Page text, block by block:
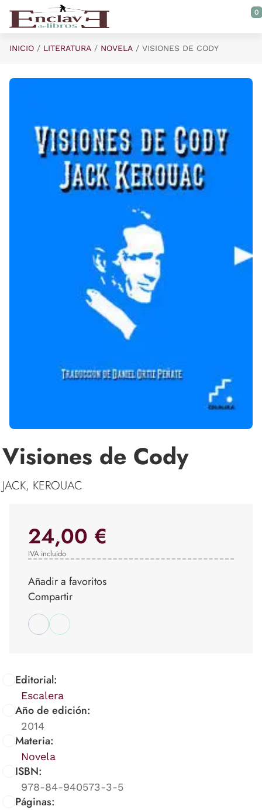
Saltar al contenido principal
0
INICIO LITERATURA NOVELA VISIONES DE CODY
Visiones de Cody
JACK, KEROUAC
Editorial:
Escalera
Año de edición:
2014
Materia:
Novela
ISBN:
978-84-940573-3-5
Páginas:
24,00 €
IVA incluido
Añadir a favoritos
Compartir